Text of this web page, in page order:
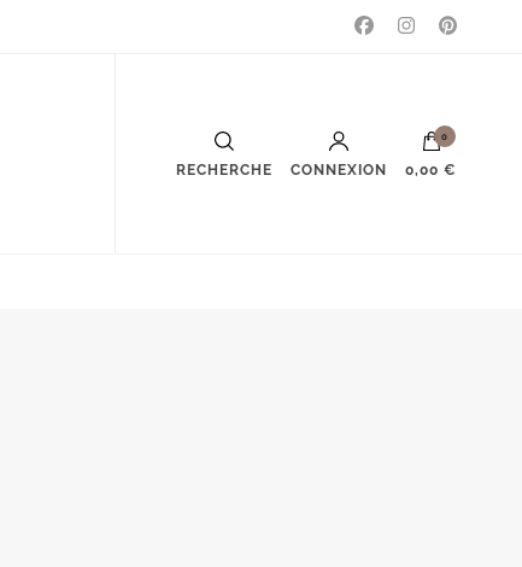
RECHERCHE CONNEXION
0
0,00 €